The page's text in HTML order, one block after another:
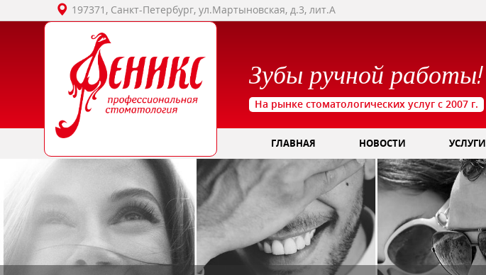
197371, Санкт-Петербург, ул.Мартыновская, д.3, лит.А
Зубы ручной работы!
На рынке стоматологических услуг с 2007 г.
ГЛАВНАЯ НОВОСТИ УСЛУГИ